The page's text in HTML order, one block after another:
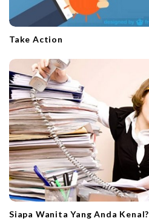
Take Action
Siapa Wanita Yang Anda Kenal?